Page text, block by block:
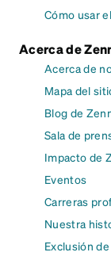
Cómo usar
Acerca de
Acerca de
Mapa del
Blog de
Sala de
Impacto de
Eventos
Carreras
Nuestra
Exclusión